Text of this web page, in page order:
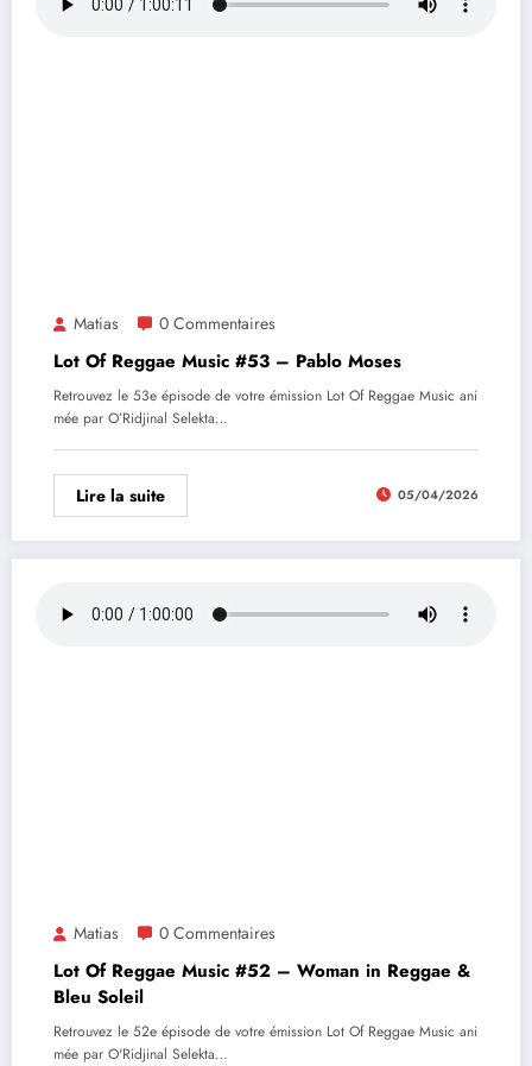
Matias 0 Commentaires
Lot Of Reggae Music #53 – Pablo Moses
Retrouvez le 53e épisode de votre émission Lot Of Reggae Music ani
mée par O’Ridjinal Selekta…
Lire la suite 05/04/2026
Matias 0 Commentaires
Lot Of Reggae Music #52 – Woman in Reggae &
Bleu Soleil
Retrouvez le 52e épisode de votre émission Lot Of Reggae Music ani
mée par O'Ridjinal Selekta…